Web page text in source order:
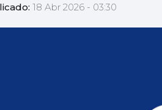
18 Abr 2026 - 03:30